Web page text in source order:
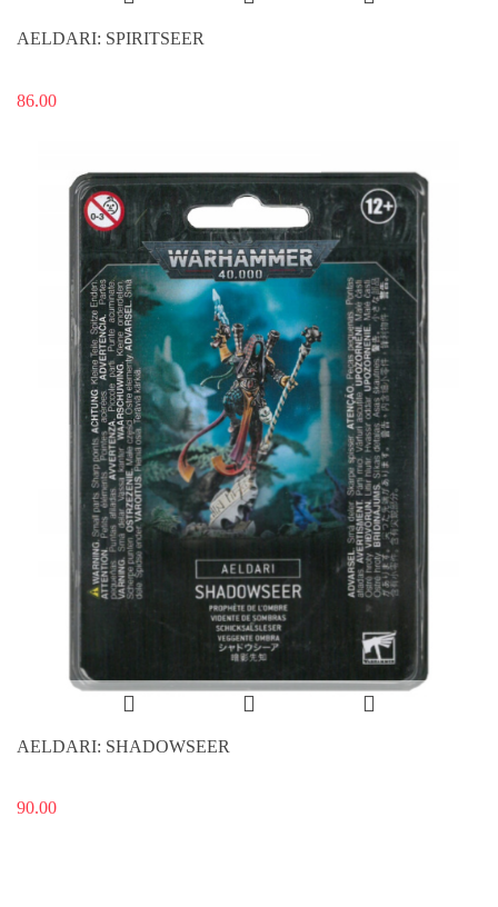
AELDARI: SPIRITSEER
86.00
AELDARI: SHADOWSEER
90.00